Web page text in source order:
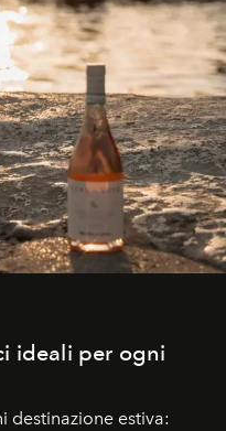
ideali per ogni
destinazione estiva: